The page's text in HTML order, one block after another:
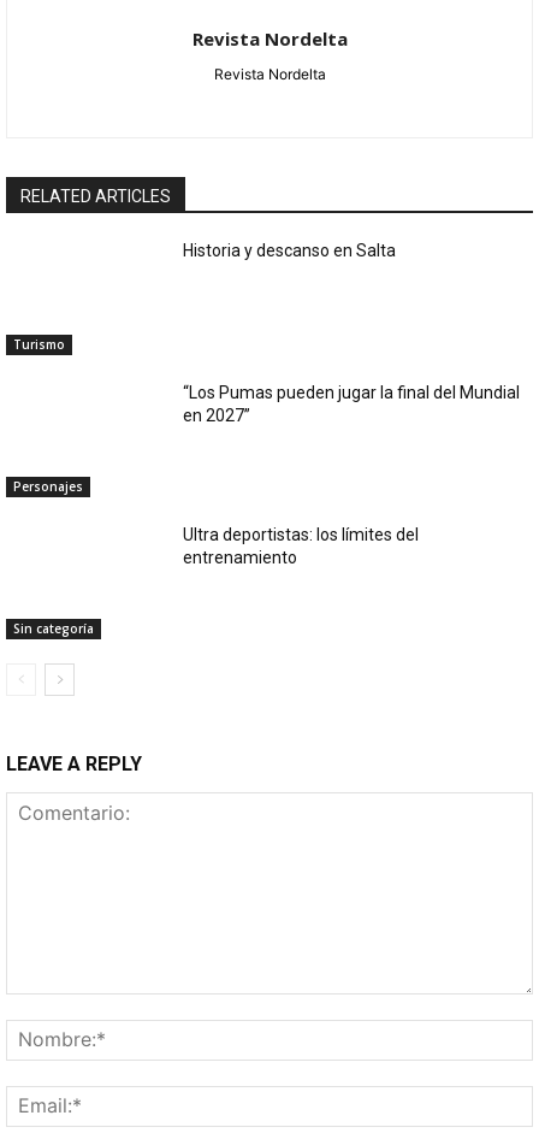
Revista Nordelta
Revista Nordelta
RELATED ARTICLES
Turismo
Historia y descanso en Salta
Personajes
“Los Pumas pueden jugar la final del Mundial
en 2027”
Sin categoría
Ultra deportistas: los límites del
entrenamiento
LEAVE A REPLY